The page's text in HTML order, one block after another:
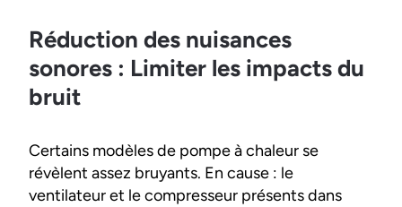
Réduction des nuisances
sonores : Limiter les impacts du
bruit
Certains modèles de pompe à chaleur se
révèlent assez bruyants. En cause : le
ventilateur et le compresseur présents dans